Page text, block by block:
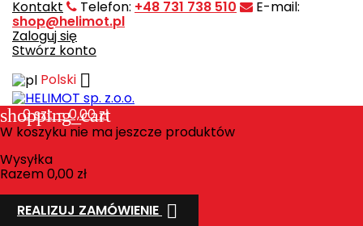
Kontakt Telefon: +48 731 738 510 E-mail:
shop@helimot.pl
Zaloguj się
Stwórz konto
Polski 
shopping_cart
0szt. - 0,00 zł
W koszyku nie ma jeszcze produktów
Wysyłka
Razem0,00 zł
REALIZUJ ZAMÓWIENIE 